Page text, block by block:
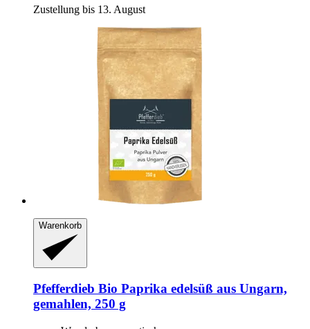
Zustellung bis 13. August
Warenkorb
Pfefferdieb Bio Paprika edelsüß aus Ungarn,
gemahlen, 250 g